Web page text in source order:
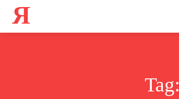
Я
Tag: